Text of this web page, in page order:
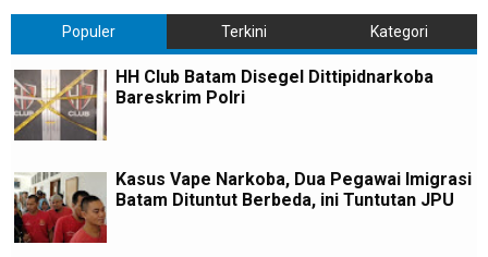
Populer Terkini Kategori
HH Club Batam Disegel Dittipidnarkoba
Bareskrim Polri
Kasus Vape Narkoba, Dua Pegawai Imigrasi
Batam Dituntut Berbeda, ini Tuntutan JPU